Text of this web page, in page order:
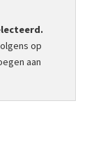
op
aan